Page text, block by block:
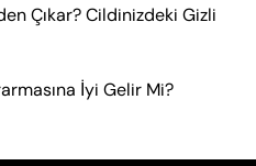
Çıkar? Cildinizdeki Gizli
İyi Gelir Mi?